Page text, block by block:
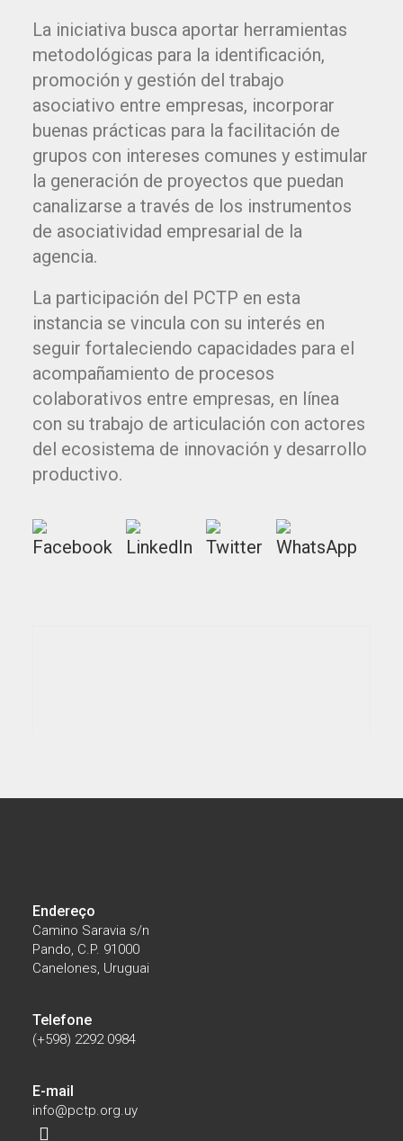
La iniciativa busca aportar herramientas
metodológicas para la identificación,
promoción y gestión del trabajo
asociativo entre empresas, incorporar
buenas prácticas para la facilitación de
grupos con intereses comunes y estimular
la generación de proyectos que puedan
canalizarse a través de los instrumentos
de asociatividad empresarial de la
agencia.
La participación del PCTP en esta
instancia se vincula con su interés en
seguir fortaleciendo capacidades para el
acompañamiento de procesos
colaborativos entre empresas, en línea
con su trabajo de articulación con actores
del ecosistema de innovación y desarrollo
productivo.
07/28/2026
Endereço
Camino Saravia s/n
Pando, C.P. 91000
Canelones, Uruguai
Telefone
(+598) 2292 0984
E-mail
info@pctp.org.uy